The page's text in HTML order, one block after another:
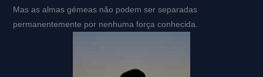
Mas as almas gémeas não podem ser separadas
permanentemente por nenhuma força conhecida.